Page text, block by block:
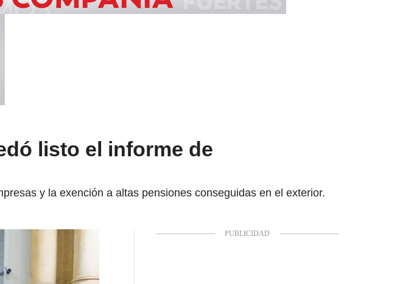
listo el informe de
y la exención a altas pensiones conseguidas en el exterior.